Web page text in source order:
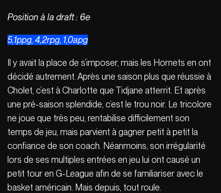
Position à la draft : 6e
5,1ppg, 4,2rpg, 1,0apg
Il y avait la place de s’imposer, mais les Hornets en ont
décidé autrement. Après une saison plus que réussie à
Cholet, c’est à Charlotte que Tidjane atterrit. Et après
une pré-saison splendide, c’est le trou noir. Le tricolore
ne joue que très peu, rentabilise difficilement son
temps de jeu, mais parvient à gagner petit à petit la
confiance de son coach. Néanmoins, son irrégularité
lors de ses multiples entrées en jeu lui ont causé un
petit tour en G-League afin de se familiariser avec le
basket américain. Mais depuis, tout roule.